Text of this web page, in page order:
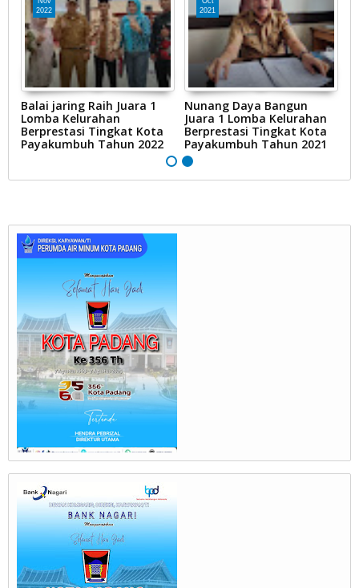
2022
Balai jaring Raih Juara 1
Lomba Kelurahan
Berprestasi Tingkat Kota
Payakumbuh Tahun 2022
2021
Nunang Daya Bangun
Juara 1 Lomba Kelurahan
Berprestasi Tingkat Kota
Payakumbuh Tahun 2021